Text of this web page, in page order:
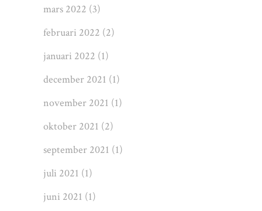
mars 2022 (3)
februari 2022 (2)
januari 2022 (1)
december 2021 (1)
november 2021 (1)
oktober 2021 (2)
september 2021 (1)
juli 2021 (1)
juni 2021 (1)